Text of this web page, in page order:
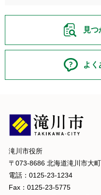
見
よく
滝川市役所
〒073-8686 北海道滝川市大
電話：0125-23-1234
Fax：0125-23-5775